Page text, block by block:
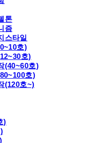
톤
즘
스타일
호)
호)
(40~60호)
호)
(120호~)
)